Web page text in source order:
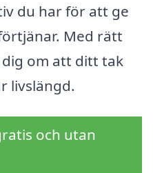
du har för att ge
Med rätt
om att ditt tak
livslängd.
och utan